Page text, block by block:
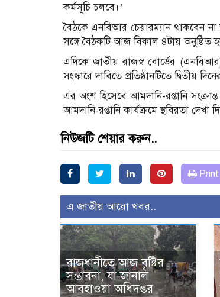
কর্মসূচি চলবে।’
বৈঠকে এনবিআর চেয়ারম্যান থাকবেন না
সঙ্গে বৈঠকটি আজ বিকাল ৪টায় অনুষ্ঠিত
এদিকে জাতীয় রাজস্ব বোর্ডের
সংস্কারে দাবিতে প্রতিষ্ঠানটিতে দ্বিতীয়
এর অংশ হিসেবে আমদানি-রপ্তানি
আমদানি-রপ্তানি কার্যক্রমে স্থবিরতা
নিউজটি শেয়ার করুন..
Print
এ জাতীয় আরো খবর..
রাজধানীতে আজ বৃষ্টির
সম্ভাবনা, যা জানাল
আবহাওয়া অধিদপ্তর